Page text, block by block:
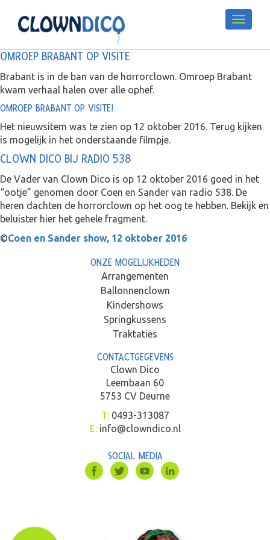
OMROEP BRABANT OP VISITE
Brabant is in de ban van de horrorclown. Omroep Brabant
kwam verhaal halen over alle ophef.
OMROEP BRABANT OP VISITE!
Het nieuwsitem was te zien op 12 oktober 2016. Terug kijken
is mogelijk in het onderstaande filmpje.
CLOWN DICO BIJ RADIO 538
De Vader van Clown Dico is op 12 oktober 2016 goed in het
“ootje” genomen door Coen en Sander van radio 538. De
heren dachten de horrorclown op het oog te hebben. Bekijk en
beluister hier het gehele fragment.
©Coen en Sander show, 12 oktober 2016
ONZE MOGELIJKHEDEN
Arrangementen
Ballonnenclown
Kindershows
Springkussens
Traktaties
CONTACTGEGEVENS
Clown Dico
Leembaan 60
5753 CV Deurne
T:0493-313087
E: info@clowndico.nl
SOCIAL MEDIA